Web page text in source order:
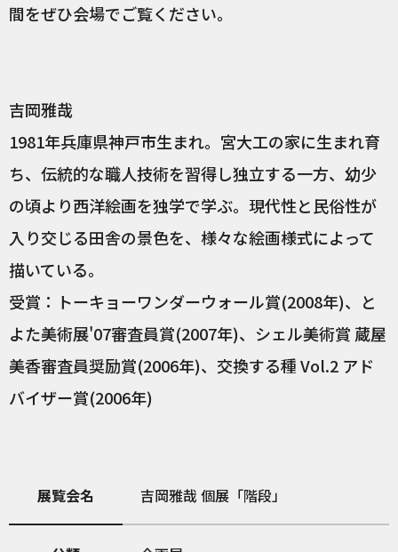
間をぜひ会場でご覧ください。
吉岡雅哉
1981年兵庫県神戸市生まれ。宮大工の家に生まれ育
ち、伝統的な職人技術を習得し独立する一方、幼少
の頃より西洋絵画を独学で学ぶ。現代性と民俗性が
入り交じる田舎の景色を、様々な絵画様式によって
描いている。
受賞：トーキョーワンダーウォール賞(2008年)、と
よた美術展'07審査員賞(2007年)、シェル美術賞 蔵屋
美香審査員奨励賞(2006年)、交換する種 Vol.2 アド
バイザー賞(2006年)
展覧会名 吉岡雅哉 個展「階段」